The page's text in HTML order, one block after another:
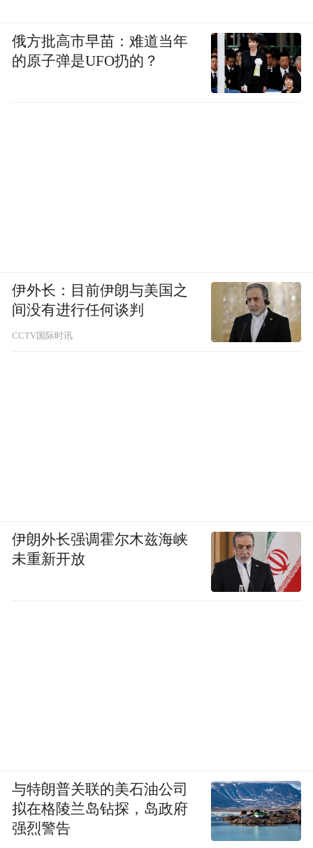
俄方批高市早苗：难道当年
的原子弹是UFO扔的？
伊外长：目前伊朗与美国之
间没有进行任何谈判
CCTV国际时讯
伊朗外长强调霍尔木兹海峡
未重新开放
与特朗普关联的美石油公司
拟在格陵兰岛钻探，岛政府
强烈警告